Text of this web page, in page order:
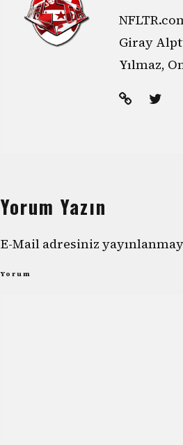
Giray
Yılmaz,
Yorum Yazın
E-Mail adresiniz
Yorum